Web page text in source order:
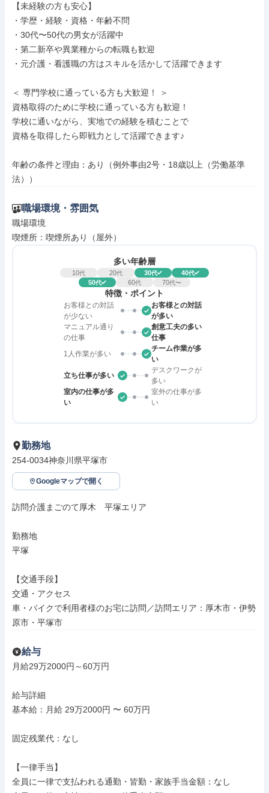
【未経験の方も安心】
・学歴・経験・資格・年齢不問
・30代〜50代の男女が活躍中
・第二新卒や異業種からの転職も歓迎
・元介護・看護職の方はスキルを活かして活躍できます
＜ 専門学校に通っている方も大歓迎！ ＞
資格取得のために学校に通っている方も歓迎！
学校に通いながら、実地での経験を積むことで
資格を取得したら即戦力として活躍できます♪
年齢の条件と理由：あり（例外事由2号・18歳以上（労働基準
法））
職場環境・雰囲気
職場環境
喫煙所：喫煙所あり（屋外）
多い年齢層
10代 20代 30代 40代
50代 60代 70代〜
特徴・ポイント
お客様との対話
が少ない
お客様との対話
が多い
マニュアル通り
の仕事
創意工夫の多い
仕事
1人作業が多い
チーム作業が多
い
立ち仕事が多い
デスクワークが
多い
室内の仕事が多
い
室外の仕事が多
い
勤務地
254-0034神奈川県平塚市
Googleマップで開く
訪問介護まごのて厚木　平塚エリア
勤務地
平塚
【交通手段】
交通・アクセス
車・バイクで利用者様のお宅に訪問／訪問エリア：厚木市・伊勢
原市・平塚市
給与
月給29万2000円～60万円
給与詳細
基本給：月給 29万2000円 〜 60万円
固定残業代：なし
【一律手当】
全員に一律で支払われる通勤・皆勤・家族手当金額：なし